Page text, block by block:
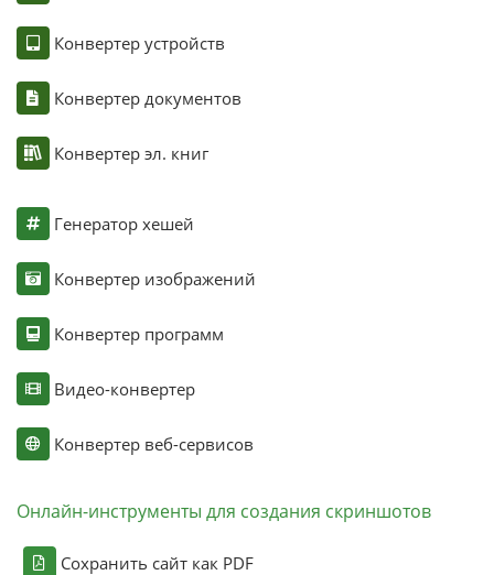
Конвертер устройств
Конвертер документов
Конвертер эл. книг
Генератор хешей
Конвертер изображений
Конвертер программ
Видео-конвертер
Конвертер веб-сервисов
Онлайн-инструменты для создания скриншотов
Сохранить сайт как PDF